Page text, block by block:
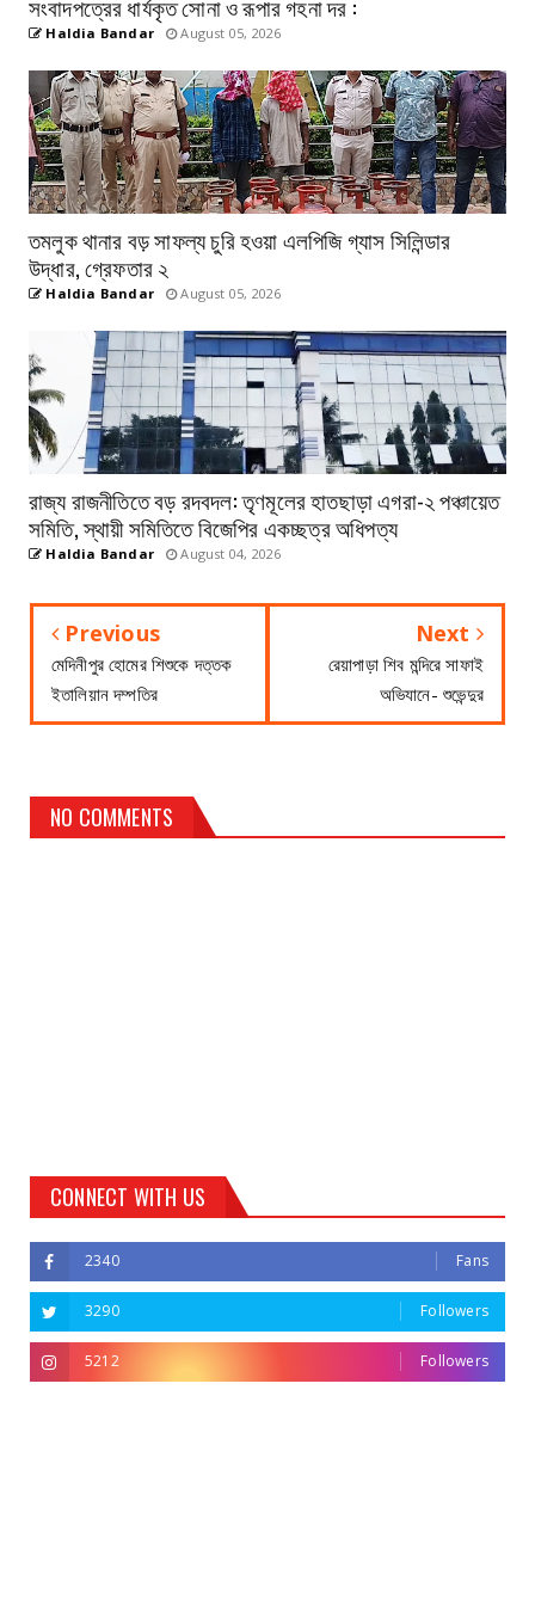
Haldia Bandar August 05, 2026
তমলুক থানার বড় সাফল্য চুরি হওয়া এলপিজি গ্যাস সিলিন্ডার
উদ্ধার, গ্রেফতার ২
Haldia Bandar August 05, 2026
রাজ্য রাজনীতিতে বড় রদবদল: তৃণমূলের হাতছাড়া এগরা-২ পঞ্চায়েত
সমিতি, স্থায়ী সমিতিতে বিজেপির একচ্ছত্র অধিপত্য
Haldia Bandar August 04, 2026
Previous
মেদিনীপুর হোমের শিশুকে দত্তক
ইতালিয়ান দম্পতির
Next
রেয়াপাড়া শিব মন্দিরে সাফাই
অভিযানে- শুভেন্দুর
NO COMMENTS
CONNECT WITH US
2340 Fans
3290 Followers
5212 Followers